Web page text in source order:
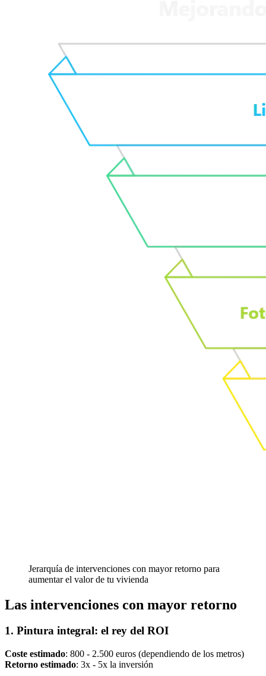
Jerarquía de intervenciones con mayor retorno para
aumentar el valor de tu vivienda
Las intervenciones con mayor retorno
1. Pintura integral: el rey del ROI
Coste estimado: 800 - 2.500 euros (dependiendo de los metros)
Retorno estimado: 3x - 5x la inversión